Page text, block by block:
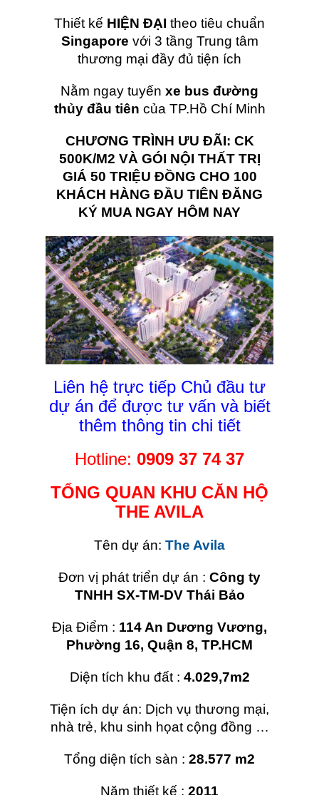
Thiết kế HIỆN ĐẠI theo tiêu chuẩn
Singapore với 3 tầng Trung tâm
thương mại đầy đủ tiện ích
Nằm ngay tuyến xe bus đường
thủy đầu tiên của TP.Hồ Chí Minh
CHƯƠNG TRÌNH ƯU ĐÃI: CK
500K/M2 VÀ GÓI NỘI THẤT TRỊ
GIÁ 50 TRIỆU ĐỒNG CHO 100
KHÁCH HÀNG ĐẦU TIÊN ĐĂNG
KÝ MUA NGAY HÔM NAY
Liên hệ trực tiếp Chủ đầu tư
dự án để được tư vấn và biết
thêm thông tin chi tiết
Hotline: 0909 37 74 37
TỔNG QUAN KHU CĂN HỘ
THE AVILA
Tên dự án: The Avila
Đơn vị phát triển dự án : Công ty
TNHH SX-TM-DV Thái Bảo
Địa Điểm : 114 An Dương Vương,
Phường 16, Quận 8, TP.HCM
Diện tích khu đất : 4.029,7m2
Tiện ích dự án: Dịch vụ thương mại,
nhà trẻ, khu sinh họat cộng đồng …
Tổng diện tích sàn : 28.577 m2
Năm thiết kế : 2011